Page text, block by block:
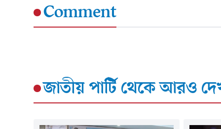
Comment
জাতীয় পার্টি থেকে আরও